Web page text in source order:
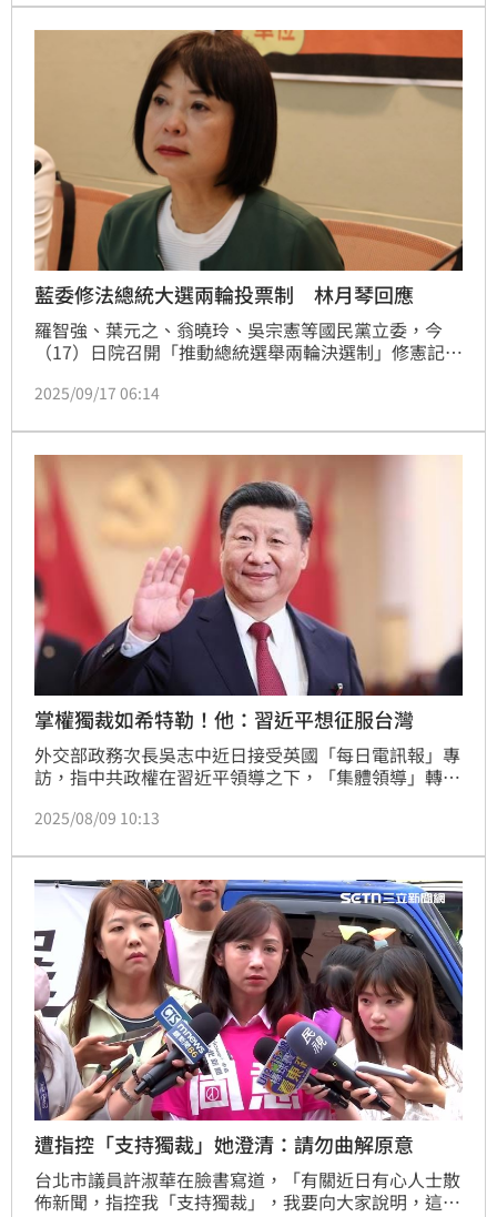
治台」。然而，對照港版國安法實施後、強推「愛國者
治港」的香港，不但言論自由、新聞自由排名跌至谷
底，包括壹傳媒創辦人黎智英等獄中良心犯更是外界關
注且援救焦點。
藍委修法總統大選兩輪投票制 林月琴回應
羅智強、葉元之、翁曉玲、吳宗憲等國民黨立委，今
（17）日院召開「推動總統選舉兩輪決選制」修憲記者
改為絕對多數決，強化總統的正當性。話題一出，掀起
有一個國家的政黨，因為上次大選選輸了，就要改下次
大選的遊戲規則」。
2025/09/17 06:14
掌權獨裁如希特勒！他：習近平想征服台灣
外交部政務次長吳志中近日接受英國「每日電訊報」專
訪，指中共政權在習近平領導之下，「集體領導」轉變
想成為「中國最偉大皇帝」，每天都想著要「征服台
2025/08/09 10:13
遭指控「支持獨裁」她澄清：請勿曲解原意
台北市議員許淑華在臉書寫道，「有關近日有心人士散
佈新聞，指控我「支持獨裁」，我要向大家說明，這是